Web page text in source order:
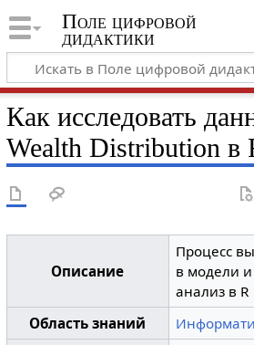
Поле цифровой
дидактики
Как исследовать
Wealth Distribution в
Описание
Процесс
в модели
анализ в R
Область знаний